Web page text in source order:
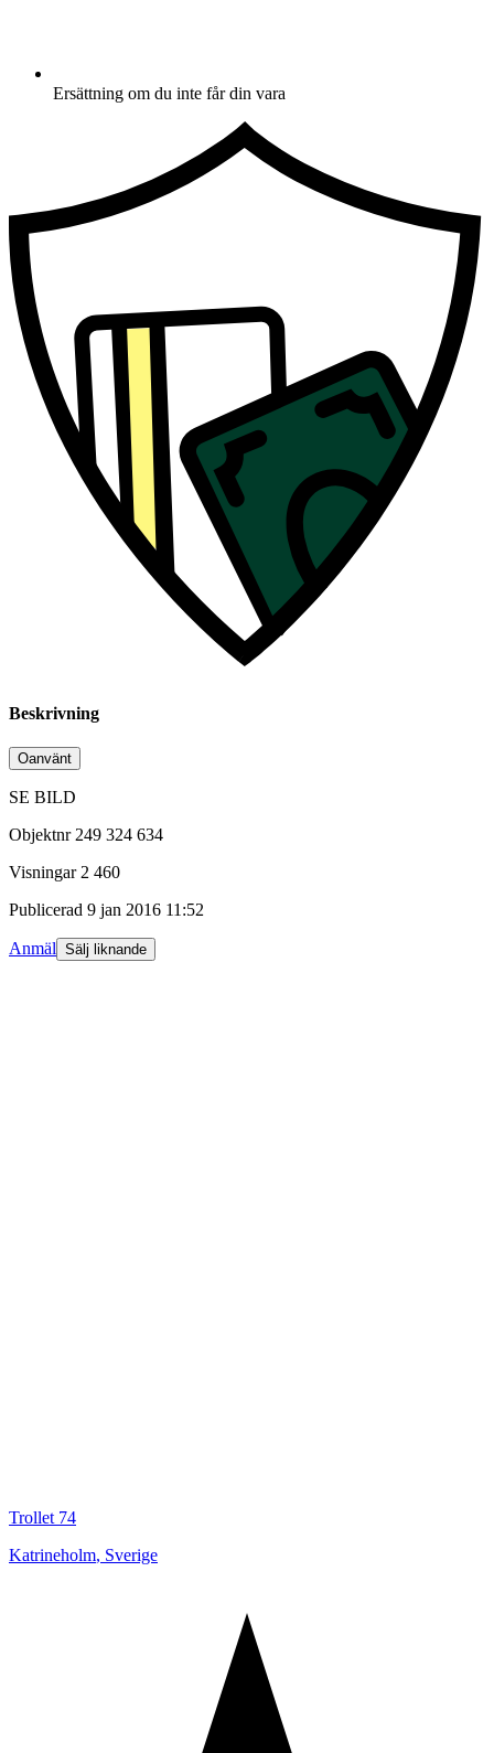
Ersättning om du inte får din vara
Beskrivning
Oanvänt
SE BILD
Objektnr 249 324 634
Visningar 2 460
Publicerad 9 jan 2016 11:52
Anmäl Sälj liknande
Trollet 74
Katrineholm, Sverige